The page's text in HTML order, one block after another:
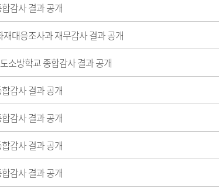
감사 결과 공개
대응조사과 재무감사 결과 공개
소방학교 종합감사 결과 공개
감사 결과 공개
감사 결과 공개
감사 결과 공개
감사 결과 공개